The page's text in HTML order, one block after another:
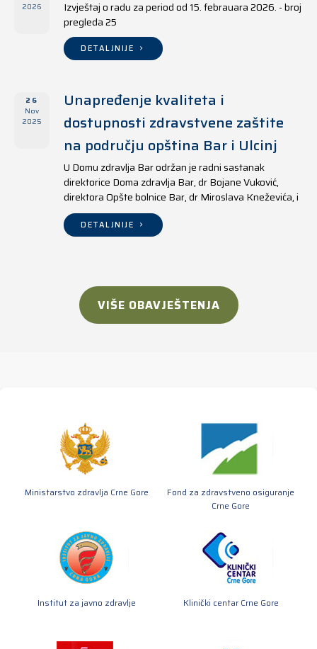
2026
Izvještaj o radu za period od 15. febrauara 2026. - broj
pregleda 25
DETALJNIJE
26
Nov
2025
Unapređenje kvaliteta i
dostupnosti zdravstvene zaštite
na području opština Bar i Ulcinj
U Domu zdravlja Bar održan je radni sastanak
direktorice Doma zdravlja Bar, dr Bojane Vuković,
direktora Opšte bolnice Bar, dr Miroslava Kneževića, i
direktora Doma zdravlja Ulcinj, Kreshnika Mustafe.
DETALJNIJE
VIŠE OBAVJEŠTENJA
Ministarstvo zdravlja Crne Gore
Fond za zdravstveno osiguranje
Crne Gore
Institut za javno zdravlje Klinički centar Crne Gore